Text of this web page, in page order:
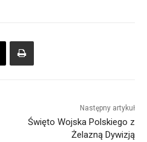
Następny artykuł
Święto Wojska Polskiego z
Żelazną Dywizją